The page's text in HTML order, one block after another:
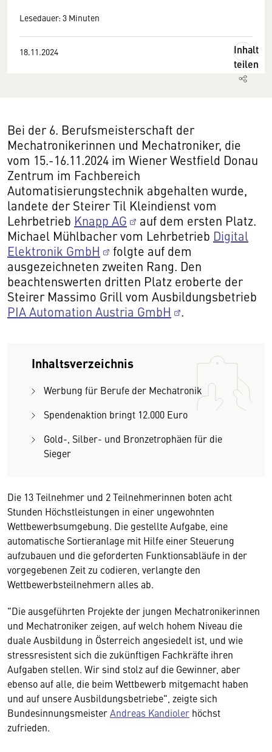
Lesedauer: 3 Minuten
18.11.2024
Inhalt
teilen
Bei der 6. Berufsmeisterschaft der
Mechatronikerinnen und Mechatroniker, die
vom 15.-16.11.2024 im Wiener Westfield Donau
Zentrum im Fachbereich
Automatisierungstechnik abgehalten wurde,
landete der Steirer Til Kleindienst vom
Lehrbetrieb Knapp AG
auf dem ersten Platz.
Michael Mühlbacher vom Lehrbetrieb Digital
Elektronik GmbH
folgte auf dem
ausgezeichneten zweiten Rang. Den
beachtenswerten dritten Platz eroberte der
Steirer Massimo Grill vom Ausbildungsbetrieb
PIA Automation Austria GmbH
.
Inhaltsverzeichnis
Werbung für Berufe der Mechatronik
Spendenaktion bringt 12.000 Euro
Gold-, Silber- und Bronzetrophäen für die
Sieger
Die 13 Teilnehmer und 2 Teilnehmerinnen boten acht
Stunden Höchstleistungen in einer ungewohnten
Wettbewerbsumgebung. Die gestellte Aufgabe, eine
automatische Sortieranlage mit Hilfe einer Steuerung
aufzubauen und die geforderten Funktionsabläufe in der
vorgegebenen Zeit zu codieren, verlangte den
Wettbewerbsteilnehmern alles ab.
"Die ausgeführten Projekte der jungen Mechatronikerinnen
und Mechatroniker zeigen, auf welch hohem Niveau die
duale Ausbildung in Österreich angesiedelt ist, und wie
stressresistent sich die zukünftigen Fachkräfte ihren
Aufgaben stellen. Wir sind stolz auf die Gewinner, aber
ebenso auf alle, die beim Wettbewerb mitgemacht haben
und auf unsere Ausbildungsbetriebe", zeigte sich
BundesinnungsmeisterAndreas Kandioler höchst
zufrieden.